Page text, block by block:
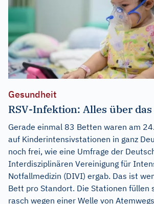
Gesundheit
RSV-Infektion: Alles über
Gerade einmal 83 Betten waren am
auf Kinderintensivstationen in ganz
noch frei, wie eine Umfrage der
Interdisziplinären Vereinigung für
Notfallmedizin (DIVI) ergab. Das ist
Bett pro Standort. Die Stationen füllen
rasch wegen einer Welle von